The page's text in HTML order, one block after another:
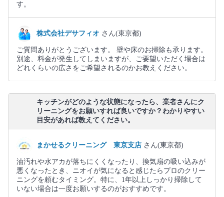
す。
株式会社デサフィオ さん(東京都)
ご質問ありがとうございます。 壁や床のお掃除も承ります。
別途、料金が発生してしまいますが、ご要望いただく場合は
どれくらいの広さをご希望されるのかお教えください。
キッチンがどのような状態になったら、業者さんにク
リーニングをお願いすれば良いですか？わかりやすい
目安があれば教えてください。
まかせるクリーニング 東京支店 さん(東京都)
油汚れや水アカが落ちにくくなったり、換気扇の吸い込みが
悪くなったとき、ニオイが気になると感じたらプロのクリー
ニングを頼むタイミング。特に、1年以上しっかり掃除して
いない場合は一度お願いするのがおすすめです。